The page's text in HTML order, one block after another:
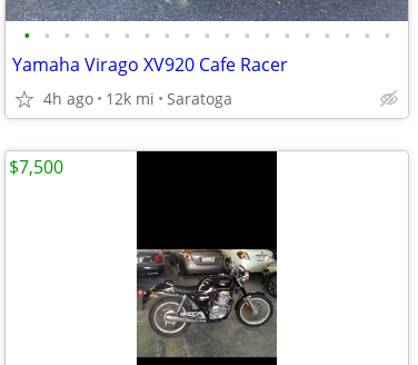
• • • • • • • • • • • • • • • • • • •
Yamaha Virago XV920 Cafe Racer
4h ago 12k mi Saratoga
$7,500